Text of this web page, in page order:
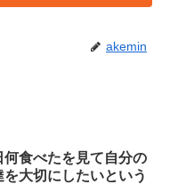
akemin
何食べたを見て自分の
を大切にしたいという